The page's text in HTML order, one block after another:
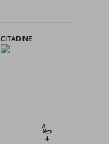
CITADINE
4